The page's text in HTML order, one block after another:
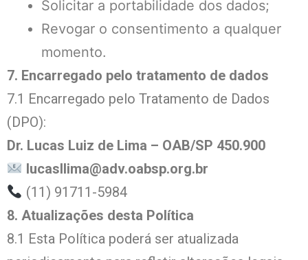
Solicitar a portabilidade dos dados;
Revogar o consentimento a qualquer
momento.
7. Encarregado pelo tratamento de dados
7.1 Encarregado pelo Tratamento de Dados
(DPO):
Dr. Lucas Luiz de Lima – OAB/SP 450.900
lucasllima@adv.oabsp.org.br
(11) 91711-5984
8. Atualizações desta Política
8.1 Esta Política poderá ser atualizada